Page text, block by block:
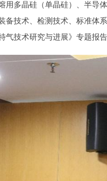
多晶硅（单晶硅）、半导
技术、检测技术、标准
技术研究与进展》专题报告